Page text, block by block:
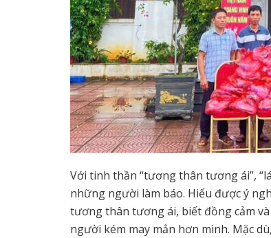
Với tinh thần “tương thân tương ái”,
những người làm báo. Hiểu được ý
tương thân tương ái, biết đồng cảm
người kém may mắn hơn mình. Mặc